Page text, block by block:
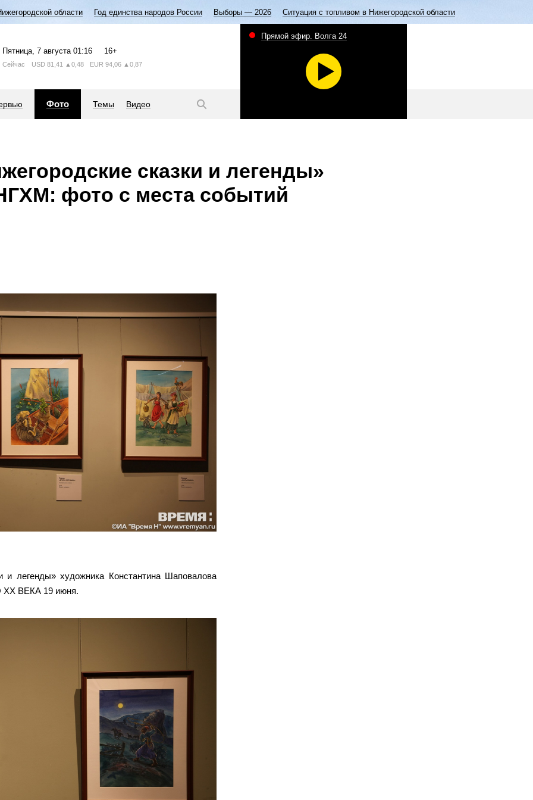
области Год единства народов России Выборы — 2026 Ситуация с топливом в Нижегородской области
Пятница, 7 августа 01:16 16+
Сейчас USD 81,41 ▲0,48 EUR 94,06 ▲0,87
Фото Темы Видео
Прямой эфир. Волга 24
сказки и легенды»
фото с места событий
и легенды» художника Константина Шаповалова
ВЕКА 19 июня.